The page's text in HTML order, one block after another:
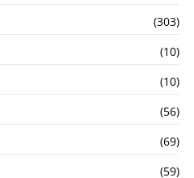
(303)
(10)
(10)
(56)
(69)
(59)